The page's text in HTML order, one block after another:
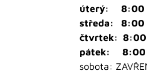
úterý: 8:00 –
středa: 8:00
čtvrtek: 8:00
pátek: 8:00
sobota: